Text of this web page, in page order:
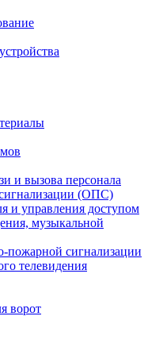
и вызова персонала
(ОПС)
и управления доступом
музыкальной
пожарной сигнализации
телевидения
ворот